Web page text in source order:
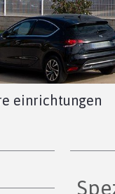
einrichtungen